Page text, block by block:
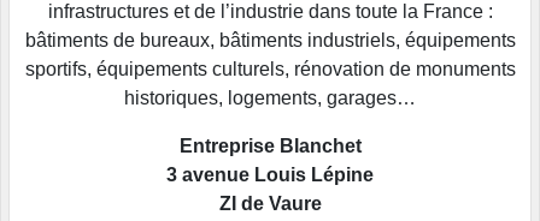
infrastructures et de l’industrie dans toute la France :
bâtiments de bureaux, bâtiments industriels, équipements
sportifs, équipements culturels, rénovation de monuments
historiques, logements, garages…
Entreprise Blanchet
3 avenue Louis Lépine
ZI de Vaure